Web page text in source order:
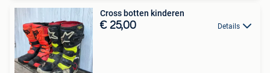
Cross botten kinderen
€ 25,00 Details